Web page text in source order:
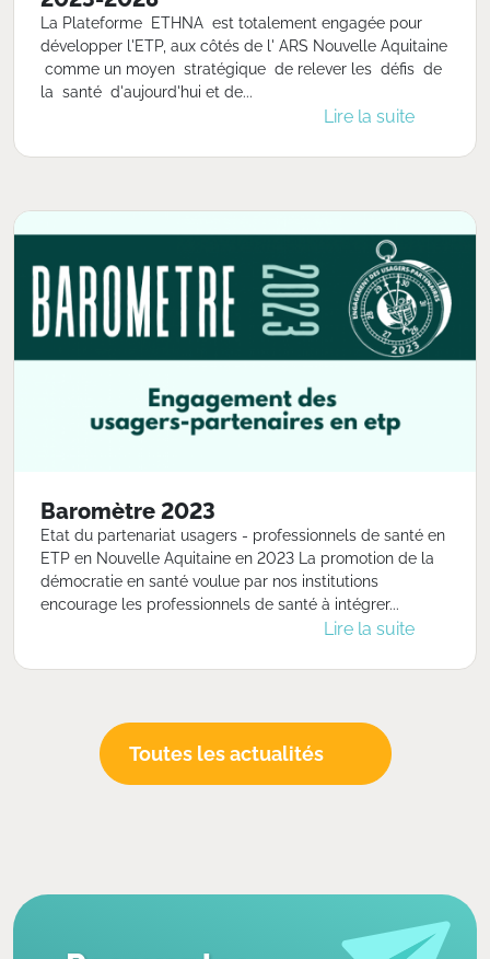
La Plateforme ETHNA est totalement engagée pour
développer l'ETP, aux côtés de l' ARS Nouvelle Aquitaine
comme un moyen stratégique de relever les défis de
la santé d'aujourd'hui et de...
Lire la suite
Baromètre 2023
Etat du partenariat usagers - professionnels de santé en
ETP en Nouvelle Aquitaine en 2023 La promotion de la
démocratie en santé voulue par nos institutions
encourage les professionnels de santé à intégrer...
Lire la suite
Toutes les actualités